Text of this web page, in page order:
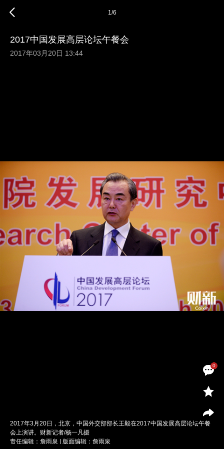
0
1/6
2017中国发展高层论坛午餐会
2017年03月20日 13:44
2017年3月20日，北京，中国外交部部长王毅在2017中国发展高层论坛午餐
会上演讲。财新记者/杨一凡摄
责任编辑：詹雨泉 | 版面编辑：詹雨泉